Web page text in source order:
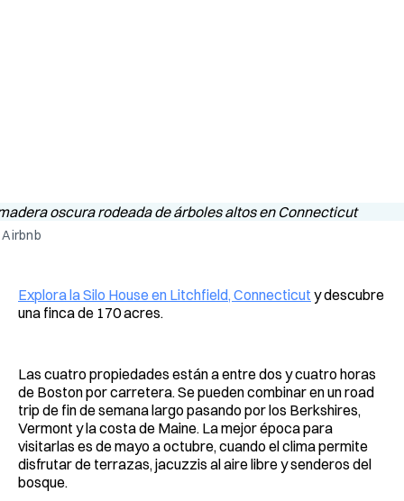
Explora la Silo House en Litchfield, Connecticut y descubre
una finca de 170 acres.
Las cuatro propiedades están a entre dos y cuatro horas
de Boston por carretera. Se pueden combinar en un road
trip de fin de semana largo pasando por los Berkshires,
Vermont y la costa de Maine. La mejor época para
visitarlas es de mayo a octubre, cuando el clima permite
disfrutar de terrazas, jacuzzis al aire libre y senderos del
bosque.